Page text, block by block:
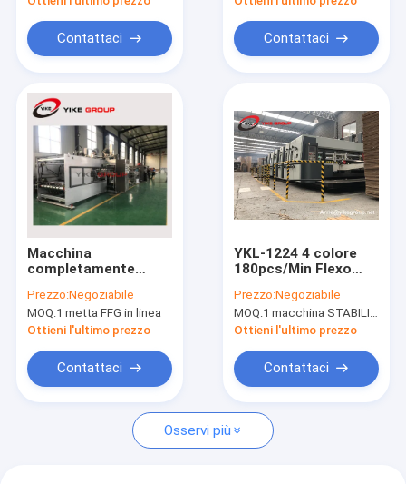
Circa noi
Giro della fabbrica
Controllo di qualità
Notizie
Casi
linea di produzione del cartone ondulato
Contattaci Contattaci
Macchina
completamente
Gluer della cartella di
Flexo del contenitore
di cartone
Prezzo:Negoziabile
MOQ:1 metta FFG in linea
Ottieni l'ultimo prezzo
Contattaci
YKL-1224 4 colore
180pcs/Min Flexo
Prezzo:Negoziabile
MOQ:1 macchina STABILITA del gluer della cartella di Flexo
Ottieni l'ultimo prezzo
Contattaci
Osservi più